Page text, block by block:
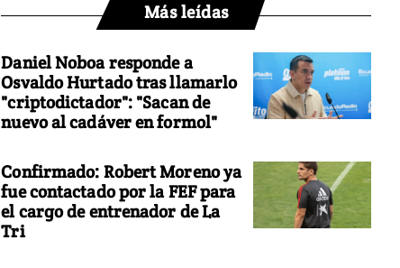
Más leídas
Daniel Noboa responde a
Osvaldo Hurtado tras llamarlo
"criptodictador": "Sacan de
nuevo al cadáver en formol"
Confirmado: Robert Moreno ya
fue contactado por la FEF para
el cargo de entrenador de La
Tri